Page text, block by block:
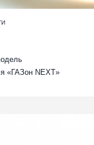
«ГАЗон NEXT»